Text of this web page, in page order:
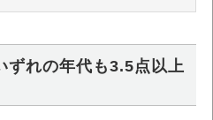
ずれの年代も3.5点以上